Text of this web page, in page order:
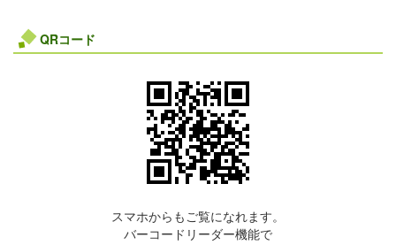
QRコード
スマホからもご覧になれます。
バーコードリーダー機能で